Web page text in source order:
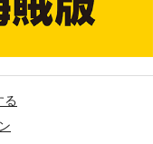
る